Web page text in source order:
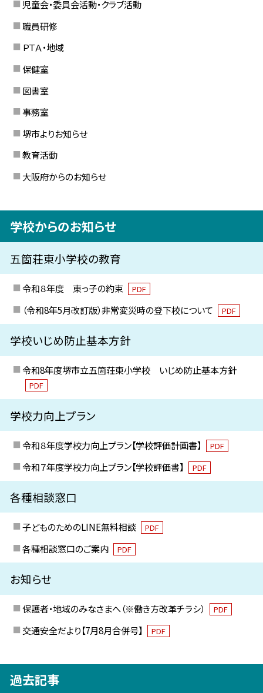
児童会・委員会活動・クラブ活動
職員研修
ＰＴＡ・地域
保健室
図書室
事務室
堺市よりお知らせ
教育活動
大阪府からのお知らせ
学校からのお知らせ
五箇荘東小学校の教育
令和８年度 東っ子の約束 PDF
（令和8年5月改訂版）非常変災時の登下校について PDF
学校いじめ防止基本方針
令和8年度堺市立五箇荘東小学校 いじめ防止基本方針
PDF
学校力向上プラン
令和８年度学校力向上プラン【学校評価計画書】 PDF
令和７年度学校力向上プラン【学校評価書】 PDF
各種相談窓口
子どものためのLINE無料相談 PDF
各種相談窓口のご案内 PDF
お知らせ
保護者・地域のみなさまへ（※働き方改革チラシ） PDF
交通安全だより【7月8月合併号】 PDF
過去記事